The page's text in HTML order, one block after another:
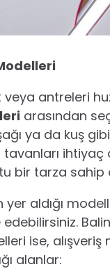
antreleri
arasından
ya da kuş
bir tarza sahip
yer aldığı
ise, alışveriş
alanlar: